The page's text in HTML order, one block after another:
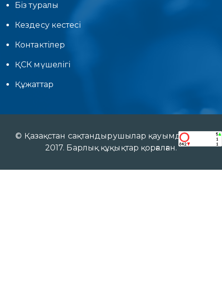
Біз туралы
Кездесу кестесі
Контактілер
ҚСК мүшелігі
Құжаттар
© Қазақстан сақтандырушылар қауымдастығы
2017. Барлық құқықтар қорғалған.